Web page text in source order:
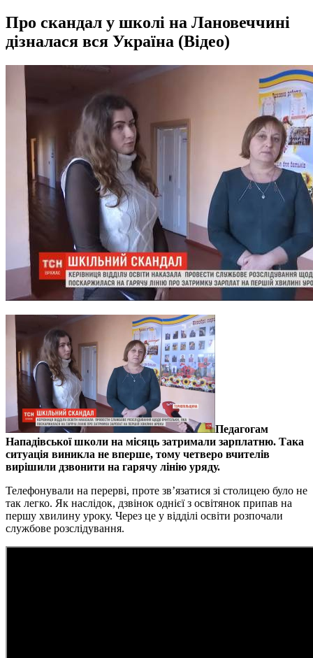
Про скандал у школі на Лановеччині
дізналася вся Україна (Відео)
Педагогам
Нападівської школи на місяць затримали зарплатню. Така
ситуація виникла не вперше, тому четверо вчителів
вирішили дзвонити на гарячу лінію уряду.
Телефонували на перерві, проте зв’язатися зі столицею було не
так легко. Як наслідок, дзвінок однієї з освітянок припав на
першу хвилину уроку. Через це у відділі освіти розпочали
службове розслідування.